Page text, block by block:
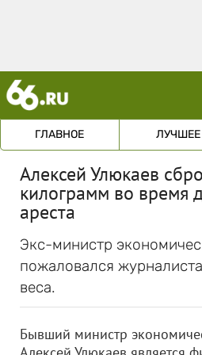
ГЛАВНОЕ ЛУЧШЕЕ
Алексей Улюкаев
килограмм во время
ареста
Экс-министр
пожаловался
веса.
Бывший министр